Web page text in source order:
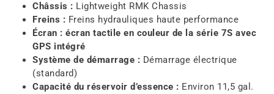
Châssis : Lightweight RMK Chassis
Freins : Freins hydrauliques haute performance
Écran : écran tactile en couleur de la série 7S avec
GPS intégré
Système de démarrage : Démarrage électrique
(standard)
Capacité du réservoir d’essence : Environ 11,5 gal.